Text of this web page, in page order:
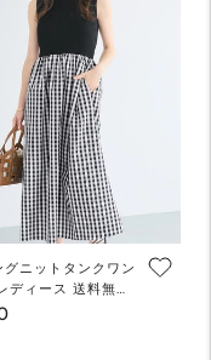
グニットタンクワン
ディース 送料無料/
可